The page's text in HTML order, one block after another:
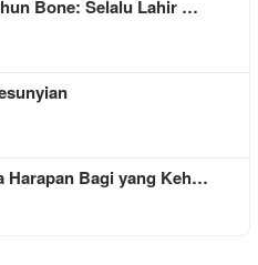
Bone: Selalu Lahir …
Harapan Bagi yang Keh…